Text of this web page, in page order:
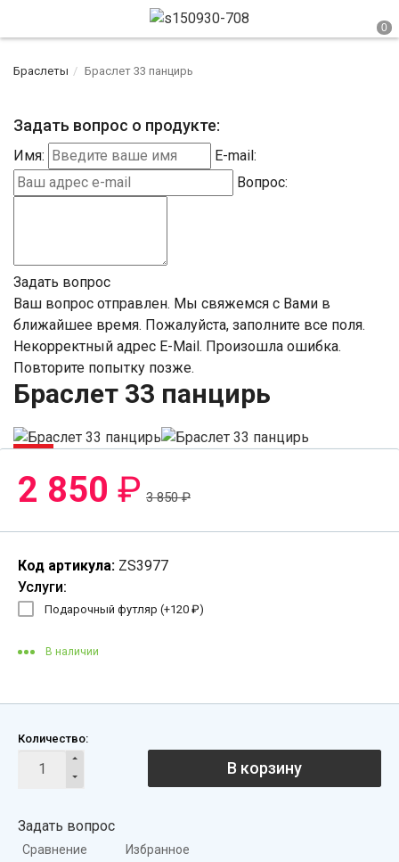
Браслеты Браслет 33 панцирь
Задать вопрос о продукте:
Имя:
E-mail:
Вопрос:
Задать вопрос
Ваш вопрос отправлен. Мы свяжемся с Вами в
ближайшее время. Пожалуйста, заполните все поля.
Некорректный адрес E-Mail. Произошла ошибка.
Повторите попытку позже.
Браслет 33 панцирь
-26%
2 850 ₽ 3 850₽
Код артикула: ZS3977
Услуги:
Подарочный футляр (+120 ₽)
В наличии
Количество:
В корзину
Задать вопрос
Сравнение Избранное